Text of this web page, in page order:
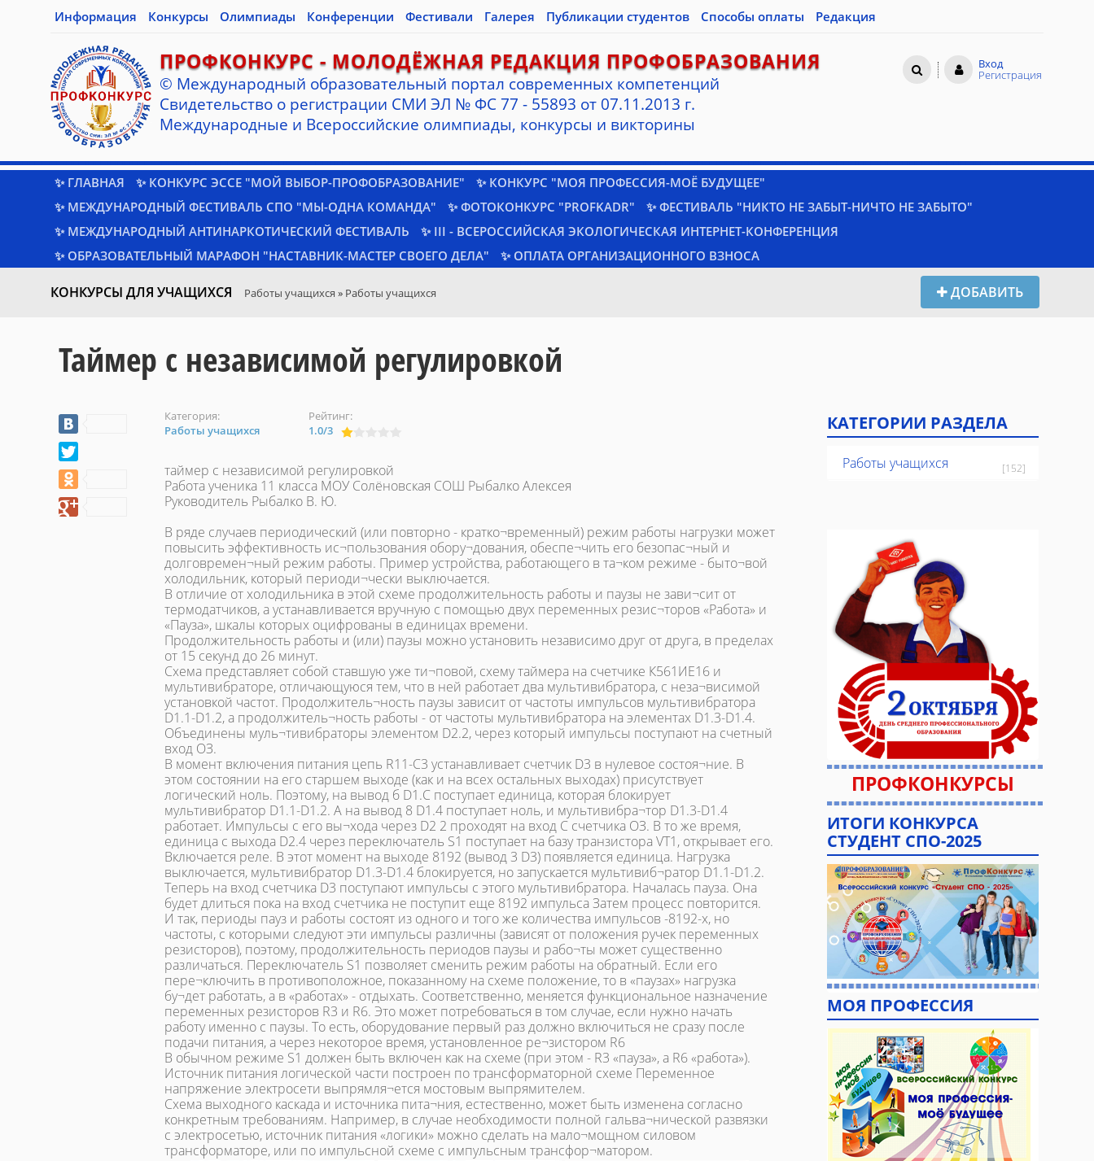
Информация Конкурсы Олимпиады Конференции Фестивали Галерея Публикации студентов Способы оплаты Редакция
ПРОФКОНКУРС - МОЛОДЁЖНАЯ РЕДАКЦИЯ ПРОФОБРАЗОВАНИЯ
© Международный образовательный портал современных компетенций
Cвидетельство о регистрации СМИ ЭЛ № ФС 77 - 55893 от 07.11.2013 г.
Международные и Всероссийские олимпиады, конкурсы и викторины
Вход
Регистрация
✨ ГЛАВНАЯ ✨ КОНКУРС ЭССЕ "МОЙ ВЫБОР-ПРОФОБРАЗОВАНИЕ"
✨ КОНКУРС "МОЯ ПРОФЕССИЯ-МОЁ БУДУЩЕЕ"
✨ МЕЖДУНАРОДНЫЙ ФЕСТИВАЛЬ СПО "МЫ-ОДНА КОМАНДА"
✨ ФОТОКОНКУРС "PROFKADR"
✨ ФЕСТИВАЛЬ "НИКТО НЕ ЗАБЫТ-НИЧТО НЕ ЗАБЫТО"
✨ МЕЖДУНАРОДНЫЙ АНТИНАРКОТИЧЕСКИЙ ФЕСТИВАЛЬ
✨ III - ВСЕРОССИЙСКАЯ ЭКОЛОГИЧЕСКАЯ ИНТЕРНЕТ-КОНФЕРЕНЦИЯ
✨ ОБРАЗОВАТЕЛЬНЫЙ МАРАФОН "НАСТАВНИК-МАСТЕР СВОЕГО ДЕЛА"
✨ ОПЛАТА ОРГАНИЗАЦИОННОГО ВЗНОСА
КОНКУРСЫ ДЛЯ УЧАЩИХСЯ Работы учащихся » Работы учащихся ДОБАВИТЬ
Таймер с независимой регулировкой
Категория:
Работы учащихся
Рейтинг:
1.0/3
таймер с независимой регулировкой
Работа ученика 11 класса МОУ Солёновская СОШ Рыбалко Алексея
Руководитель Рыбалко В. Ю.
В ряде случаев периодический (или повторно - кратко¬временный) режим работы нагрузки может
повысить эффективность ис¬пользования обору¬дования, обеспе¬чить его безопас¬ный и
долговремен¬ный режим работы. Пример устройства, работающего в та¬ком режиме - быто¬вой
холодильник, который периоди¬чески выключается.
В отличие от холодильника в этой схеме продолжительность работы и паузы не зави¬сит от
термодатчиков, а устанавливается вручную с помощью двух переменных резис¬торов «Работа» и
«Пауза», шкалы которых оцифрованы в единицах времени.
Продолжительность работы и (или) паузы можно установить независимо друг от друга, в пределах
от 15 секунд до 26 минут.
Схема представляет собой ставшую уже ти¬повой, схему таймера на счетчике К561ИЕ16 и
мультивибраторе, отличающуюся тем, что в ней работает два мультивибратора, с неза¬висимой
установкой частот. Продолжитель¬ность паузы зависит от частоты импульсов мультивибратора
D1.1-D1.2, а продолжитель¬ность работы - от частоты мультивибратора на элементах D1.3-D1.4.
Объединены муль¬тивибраторы элементом D2.2, через который импульсы поступают на счетный
вход ОЗ.
В момент включения питания цепь R11-C3 устанавливает счетчик D3 в нулевое состоя¬ние. В
этом состоянии на его старшем выходе (как и на всех остальных выходах) присутствует
логический ноль. Поэтому, на вывод б D1.C поступает единица, которая блокирует
мультивибратор D1.1-D1.2. А на вывод 8 D1.4 поступает ноль, и мультивибра¬тор D1.3-D1.4
работает. Импульсы с его вы¬хода через D2 2 проходят на вход С счетчика ОЗ. В то же время,
единица с выхода D2.4 через переключатель S1 поступает на базу транзистора VT1, открывает его.
Включается реле. В этот момент на выходе 8192 (вывод 3 D3) появляется единица. Нагрузка
выключается, мультивибратор D1.3-D1.4 блокируется, но запускается мультивиб¬ратор D1.1-D1.2.
Теперь на вход счетчика D3 поступают импульсы с этого мультивибратора. Началась пауза. Она
будет длиться пока на вход счетчика не поступит еще 8192 импульса Затем процесс повторится.
И так, периоды пауз и работы состоят из одного и того же количества импульсов -8192-х, но
частоты, с которыми следуют эти импульсы различны (зависят от положения ручек переменных
резисторов), поэтому, продолжительность периодов паузы и рабо¬ты может существенно
различаться. Переключатель S1 позволяет сменить режим работы на обратный. Если его
пере¬ключить в противоположное, показанному на схеме положение, то в «паузах» нагрузка
бу¬дет работать, а в «работах» - отдыхать. Соответственно, меняется функциональное назначение
переменных резисторов R3 и R6. Это может потребоваться в том случае, если нужно начать
работу именно с паузы. То есть, оборудование первый раз должно включиться не сразу после
подачи питания, а через некоторое время, установленное ре¬зистором R6
В обычном режиме S1 должен быть включен как на схеме (при этом - R3 «пауза», a R6 «работа»).
Источник питания логической части построен по трансформаторной схеме Переменное
напряжение электросети выпрямля¬ется мостовым выпрямителем.
Схема выходного каскада и источника пита¬ния, естественно, может быть изменена согласно
конкретным требованиям. Например, в случае необходимости полной гальва¬нической развязки
с электросетью, источник питания «логики» можно сделать на мало¬мощном силовом
трансформаторе, или по импульсной схеме с импульсным трансфор¬матором.
КАТЕГОРИИ РАЗДЕЛА
Работы учащихся [152]
ПРОФКОНКУРСЫ
ИТОГИ КОНКУРСА
СТУДЕНТ СПО-2025
МОЯ ПРОФЕССИЯ